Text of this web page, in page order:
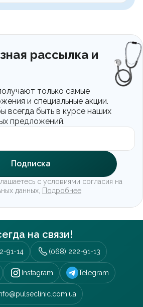
рассылка и
только самые
и специальные акции.
всегда быть в курсе наших
предложений.
с условиями согласия на
данных, Подробнее
Подписка
на связи!
91-14 (068) 222-91-13
Instagram Telegram